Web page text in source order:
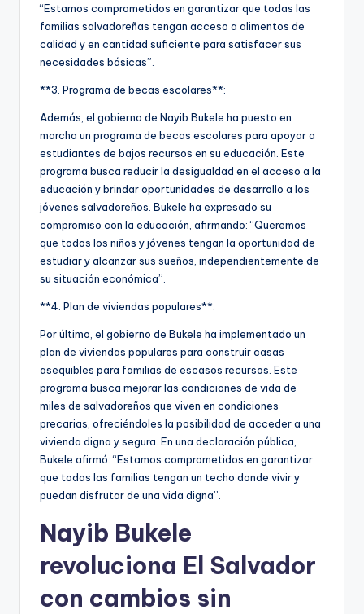
“Estamos comprometidos en garantizar que todas las
familias salvadoreñas tengan acceso a alimentos de
calidad y en cantidad suficiente para satisfacer sus
necesidades básicas”.
**3. Programa de becas escolares**:
Además, el gobierno de Nayib Bukele ha puesto en
marcha un programa de becas escolares para apoyar a
estudiantes de bajos recursos en su educación. Este
programa busca reducir la desigualdad en el acceso a la
educación y brindar oportunidades de desarrollo a los
jóvenes salvadoreños. Bukele ha expresado su
compromiso con la educación, afirmando: “Queremos
que todos los niños y jóvenes tengan la oportunidad de
estudiar y alcanzar sus sueños, independientemente de
su situación económica”.
**4. Plan de viviendas populares**:
Por último, el gobierno de Bukele ha implementado un
plan de viviendas populares para construir casas
asequibles para familias de escasos recursos. Este
programa busca mejorar las condiciones de vida de
miles de salvadoreños que viven en condiciones
precarias, ofreciéndoles la posibilidad de acceder a una
vivienda digna y segura. En una declaración pública,
Bukele afirmó: “Estamos comprometidos en garantizar
que todas las familias tengan un techo donde vivir y
puedan disfrutar de una vida digna”.
Nayib Bukele
revoluciona El Salvador
con cambios sin